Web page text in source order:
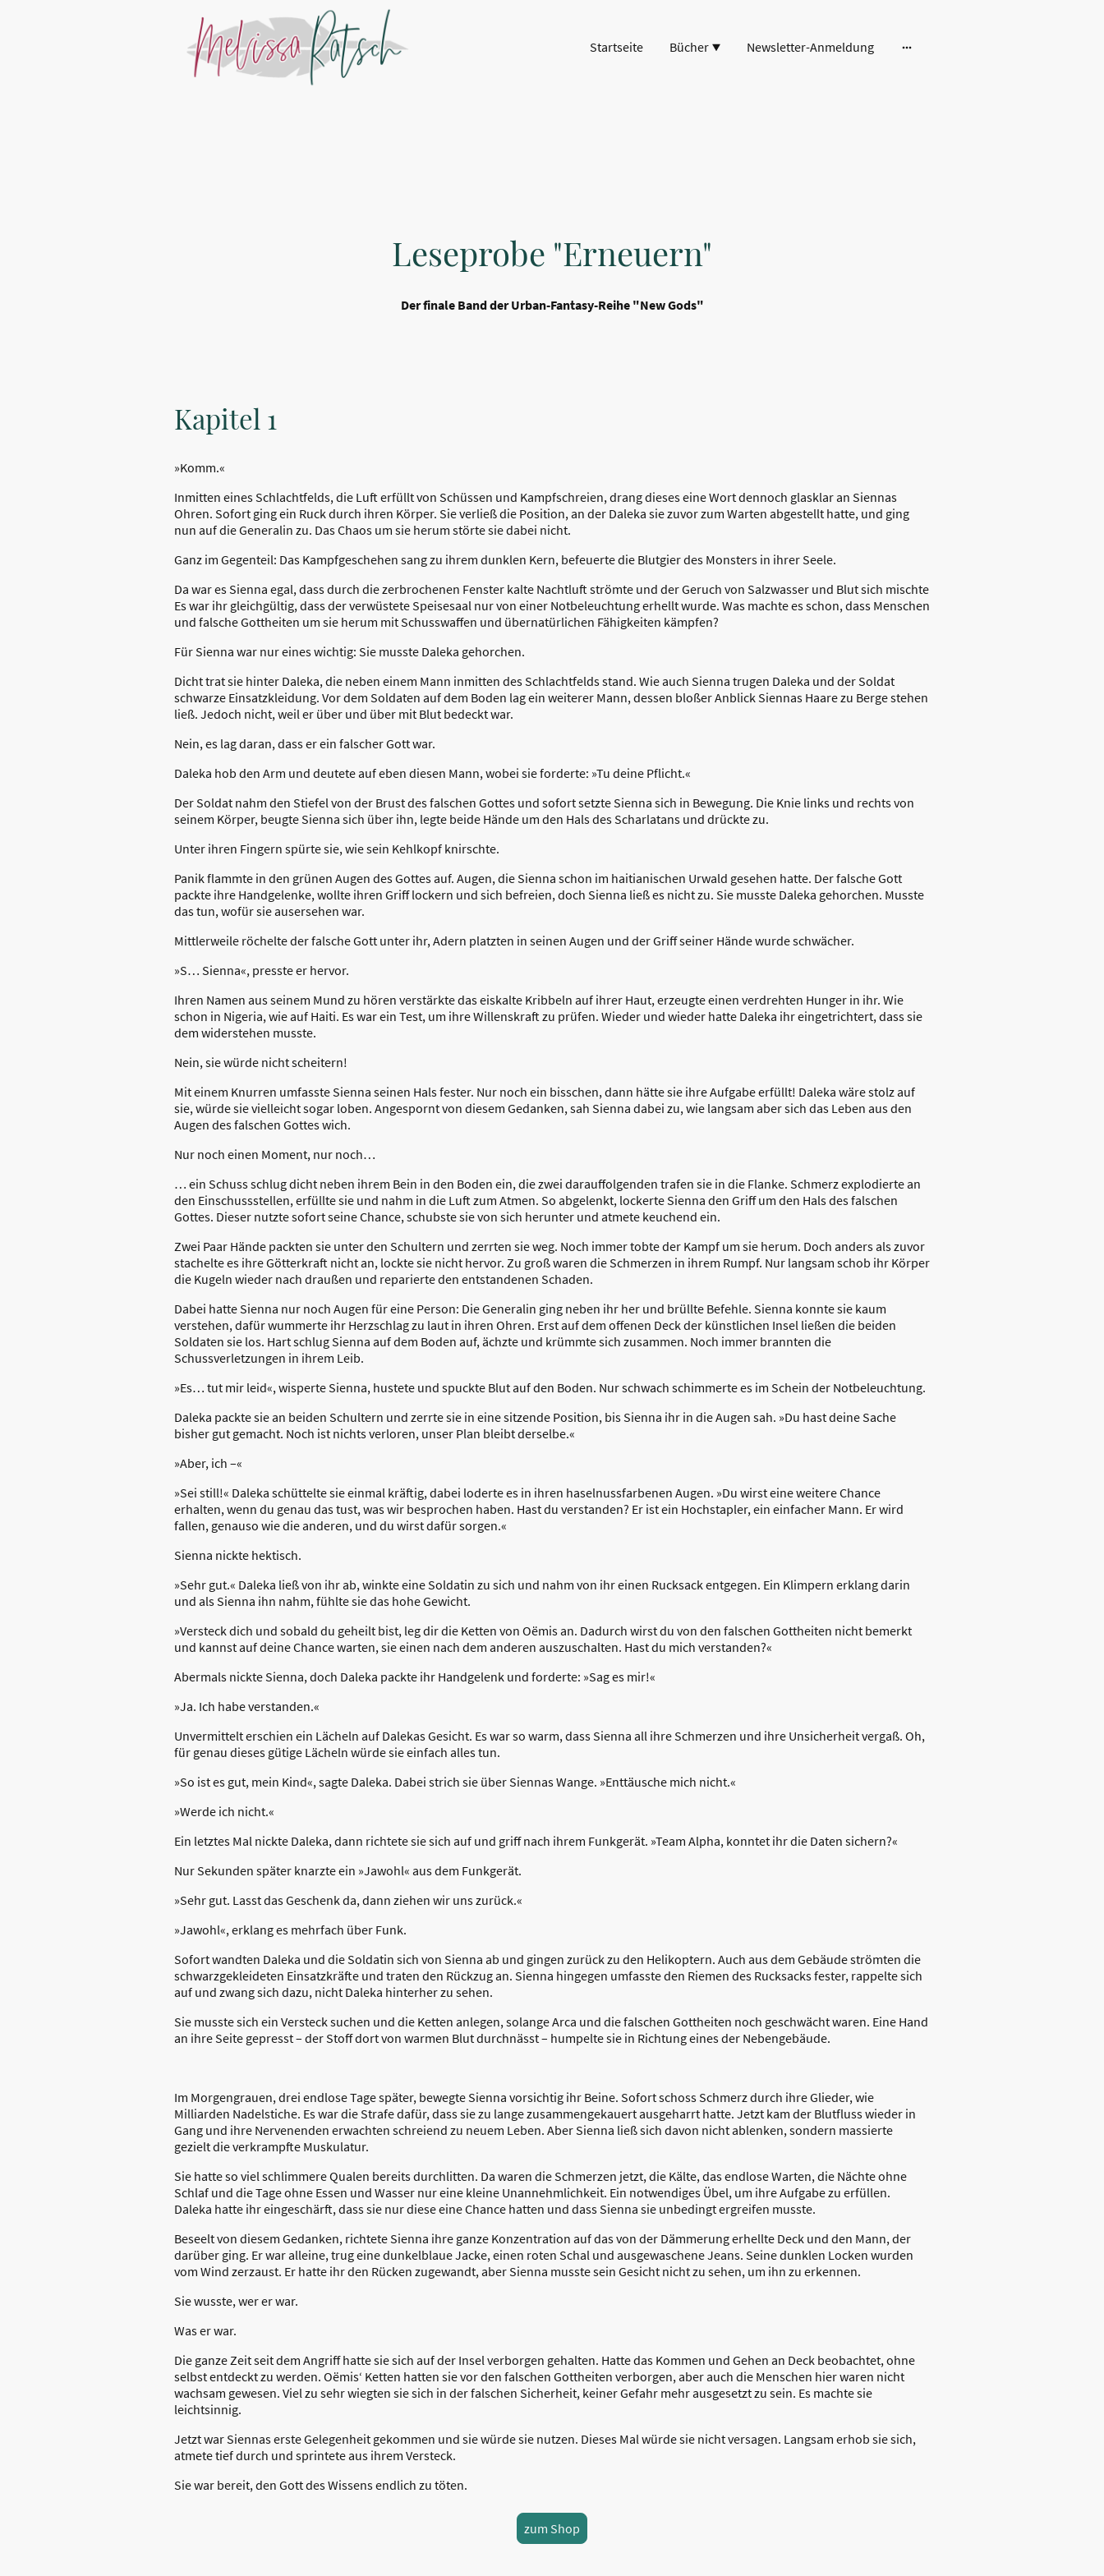
Startseite Bücher Newsletter-Anmeldung
Leseprobe "Erneuern"
Der finale Band der Urban-Fantasy-Reihe "New Gods"
Kapitel 1
»Komm.«
Inmitten eines Schlachtfelds, die Luft erfüllt von Schüssen und Kampfschreien, drang dieses eine Wort dennoch glasklar an Siennas
Ohren. Sofort ging ein Ruck durch ihren Körper. Sie verließ die Position, an der Daleka sie zuvor zum Warten abgestellt hatte, und ging
nun auf die Generalin zu. Das Chaos um sie herum störte sie dabei nicht.
Ganz im Gegenteil: Das Kampfgeschehen sang zu ihrem dunklen Kern, befeuerte die Blutgier des Monsters in ihrer Seele.
Da war es Sienna egal, dass durch die zerbrochenen Fenster kalte Nachtluft strömte und der Geruch von Salzwasser und Blut sich mischte
Es war ihr gleichgültig, dass der verwüstete Speisesaal nur von einer Notbeleuchtung erhellt wurde. Was machte es schon, dass Menschen
und falsche Gottheiten um sie herum mit Schusswaffen und übernatürlichen Fähigkeiten kämpfen?
Für Sienna war nur eines wichtig: Sie musste Daleka gehorchen.
Dicht trat sie hinter Daleka, die neben einem Mann inmitten des Schlachtfelds stand. Wie auch Sienna trugen Daleka und der Soldat
schwarze Einsatzkleidung. Vor dem Soldaten auf dem Boden lag ein weiterer Mann, dessen bloßer Anblick Siennas Haare zu Berge stehen
ließ. Jedoch nicht, weil er über und über mit Blut bedeckt war.
Nein, es lag daran, dass er ein falscher Gott war.
Daleka hob den Arm und deutete auf eben diesen Mann, wobei sie forderte: »Tu deine Pflicht.«
Der Soldat nahm den Stiefel von der Brust des falschen Gottes und sofort setzte Sienna sich in Bewegung. Die Knie links und rechts von
seinem Körper, beugte Sienna sich über ihn, legte beide Hände um den Hals des Scharlatans und drückte zu.
Unter ihren Fingern spürte sie, wie sein Kehlkopf knirschte.
Panik flammte in den grünen Augen des Gottes auf. Augen, die Sienna schon im haitianischen Urwald gesehen hatte. Der falsche Gott
packte ihre Handgelenke, wollte ihren Griff lockern und sich befreien, doch Sienna ließ es nicht zu. Sie musste Daleka gehorchen. Musste
das tun, wofür sie ausersehen war.
Mittlerweile röchelte der falsche Gott unter ihr, Adern platzten in seinen Augen und der Griff seiner Hände wurde schwächer.
»S… Sienna«, presste er hervor.
Ihren Namen aus seinem Mund zu hören verstärkte das eiskalte Kribbeln auf ihrer Haut, erzeugte einen verdrehten Hunger in ihr. Wie
schon in Nigeria, wie auf Haiti. Es war ein Test, um ihre Willenskraft zu prüfen. Wieder und wieder hatte Daleka ihr eingetrichtert, dass sie
dem widerstehen musste.
Nein, sie würde nicht scheitern!
Mit einem Knurren umfasste Sienna seinen Hals fester. Nur noch ein bisschen, dann hätte sie ihre Aufgabe erfüllt! Daleka wäre stolz auf
sie, würde sie vielleicht sogar loben. Angespornt von diesem Gedanken, sah Sienna dabei zu, wie langsam aber sich das Leben aus den
Augen des falschen Gottes wich.
Nur noch einen Moment, nur noch…
… ein Schuss schlug dicht neben ihrem Bein in den Boden ein, die zwei darauffolgenden trafen sie in die Flanke. Schmerz explodierte an
den Einschussstellen, erfüllte sie und nahm in die Luft zum Atmen. So abgelenkt, lockerte Sienna den Griff um den Hals des falschen
Gottes. Dieser nutzte sofort seine Chance, schubste sie von sich herunter und atmete keuchend ein.
Zwei Paar Hände packten sie unter den Schultern und zerrten sie weg. Noch immer tobte der Kampf um sie herum. Doch anders als zuvor
stachelte es ihre Götterkraft nicht an, lockte sie nicht hervor. Zu groß waren die Schmerzen in ihrem Rumpf. Nur langsam schob ihr Körper
die Kugeln wieder nach draußen und reparierte den entstandenen Schaden.
Dabei hatte Sienna nur noch Augen für eine Person: Die Generalin ging neben ihr her und brüllte Befehle. Sienna konnte sie kaum
verstehen, dafür wummerte ihr Herzschlag zu laut in ihren Ohren. Erst auf dem offenen Deck der künstlichen Insel ließen die beiden
Soldaten sie los. Hart schlug Sienna auf dem Boden auf, ächzte und krümmte sich zusammen. Noch immer brannten die
Schussverletzungen in ihrem Leib.
»Es… tut mir leid«, wisperte Sienna, hustete und spuckte Blut auf den Boden. Nur schwach schimmerte es im Schein der Notbeleuchtung.
Daleka packte sie an beiden Schultern und zerrte sie in eine sitzende Position, bis Sienna ihr in die Augen sah. »Du hast deine Sache
bisher gut gemacht. Noch ist nichts verloren, unser Plan bleibt derselbe.«
»Aber, ich –«
»Sei still!« Daleka schüttelte sie einmal kräftig, dabei loderte es in ihren haselnussfarbenen Augen. »Du wirst eine weitere Chance
erhalten, wenn du genau das tust, was wir besprochen haben. Hast du verstanden? Er ist ein Hochstapler, ein einfacher Mann. Er wird
fallen, genauso wie die anderen, und du wirst dafür sorgen.«
Sienna nickte hektisch.
»Sehr gut.« Daleka ließ von ihr ab, winkte eine Soldatin zu sich und nahm von ihr einen Rucksack entgegen. Ein Klimpern erklang darin
und als Sienna ihn nahm, fühlte sie das hohe Gewicht.
»Versteck dich und sobald du geheilt bist, leg dir die Ketten von Oëmis an. Dadurch wirst du von den falschen Gottheiten nicht bemerkt
und kannst auf deine Chance warten, sie einen nach dem anderen auszuschalten. Hast du mich verstanden?«
Abermals nickte Sienna, doch Daleka packte ihr Handgelenk und forderte: »Sag es mir!«
»Ja. Ich habe verstanden.«
Unvermittelt erschien ein Lächeln auf Dalekas Gesicht. Es war so warm, dass Sienna all ihre Schmerzen und ihre Unsicherheit vergaß. Oh,
für genau dieses gütige Lächeln würde sie einfach alles tun.
»So ist es gut, mein Kind«, sagte Daleka. Dabei strich sie über Siennas Wange. »Enttäusche mich nicht.«
»Werde ich nicht.«
Ein letztes Mal nickte Daleka, dann richtete sie sich auf und griff nach ihrem Funkgerät. »Team Alpha, konntet ihr die Daten sichern?«
Nur Sekunden später knarzte ein »Jawohl« aus dem Funkgerät.
»Sehr gut. Lasst das Geschenk da, dann ziehen wir uns zurück.«
»Jawohl«, erklang es mehrfach über Funk.
Sofort wandten Daleka und die Soldatin sich von Sienna ab und gingen zurück zu den Helikoptern. Auch aus dem Gebäude strömten die
schwarzgekleideten Einsatzkräfte und traten den Rückzug an. Sienna hingegen umfasste den Riemen des Rucksacks fester, rappelte sich
auf und zwang sich dazu, nicht Daleka hinterher zu sehen.
Sie musste sich ein Versteck suchen und die Ketten anlegen, solange Arca und die falschen Gottheiten noch geschwächt waren. Eine Hand
an ihre Seite gepresst – der Stoff dort von warmen Blut durchnässt – humpelte sie in Richtung eines der Nebengebäude.
Im Morgengrauen, drei endlose Tage später, bewegte Sienna vorsichtig ihr Beine. Sofort schoss Schmerz durch ihre Glieder, wie
Milliarden Nadelstiche. Es war die Strafe dafür, dass sie zu lange zusammengekauert ausgeharrt hatte. Jetzt kam der Blutfluss wieder in
Gang und ihre Nervenenden erwachten schreiend zu neuem Leben. Aber Sienna ließ sich davon nicht ablenken, sondern massierte
gezielt die verkrampfte Muskulatur.
Sie hatte so viel schlimmere Qualen bereits durchlitten. Da waren die Schmerzen jetzt, die Kälte, das endlose Warten, die Nächte ohne
Schlaf und die Tage ohne Essen und Wasser nur eine kleine Unannehmlichkeit. Ein notwendiges Übel, um ihre Aufgabe zu erfüllen.
Daleka hatte ihr eingeschärft, dass sie nur diese eine Chance hatten und dass Sienna sie unbedingt ergreifen musste.
Beseelt von diesem Gedanken, richtete Sienna ihre ganze Konzentration auf das von der Dämmerung erhellte Deck und den Mann, der
darüber ging. Er war alleine, trug eine dunkelblaue Jacke, einen roten Schal und ausgewaschene Jeans. Seine dunklen Locken wurden
vom Wind zerzaust. Er hatte ihr den Rücken zugewandt, aber Sienna musste sein Gesicht nicht zu sehen, um ihn zu erkennen.
Sie wusste, wer er war.
Was er war.
Die ganze Zeit seit dem Angriff hatte sie sich auf der Insel verborgen gehalten. Hatte das Kommen und Gehen an Deck beobachtet, ohne
selbst entdeckt zu werden. Oëmis‘ Ketten hatten sie vor den falschen Gottheiten verborgen, aber auch die Menschen hier waren nicht
wachsam gewesen. Viel zu sehr wiegten sie sich in der falschen Sicherheit, keiner Gefahr mehr ausgesetzt zu sein. Es machte sie
leichtsinnig.
Jetzt war Siennas erste Gelegenheit gekommen und sie würde sie nutzen. Dieses Mal würde sie nicht versagen. Langsam erhob sie sich,
atmete tief durch und sprintete aus ihrem Versteck.
Sie war bereit, den Gott des Wissens endlich zu töten.
zum Shop